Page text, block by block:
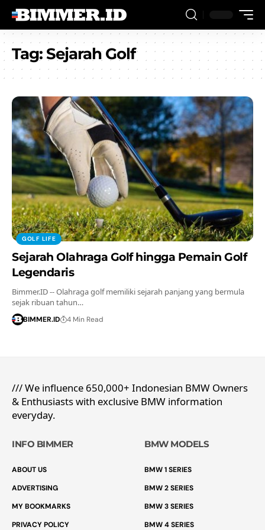
Tag: Sejarah Golf
GOLF LIFE
Sejarah Olahraga Golf hingga Pemain Golf
Legendaris
Bimmer.ID -- Olahraga golf memiliki sejarah panjang yang bermula
sejak ribuan tahun…
BIMMER.ID 4 Min Read
/// We influence 650,000+ Indonesian BMW Owners
& Enthusiasts with exclusive BMW information
everyday.
INFO BIMMER
ABOUT US
ADVERTISING
MY BOOKMARKS
PRIVACY POLICY
BMW MODELS
BMW 1 SERIES
BMW 2 SERIES
BMW 3 SERIES
BMW 4 SERIES